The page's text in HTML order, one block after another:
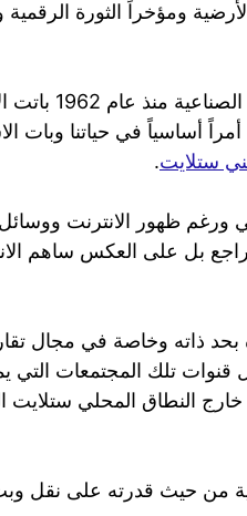
ومؤخراً الثورة الرقمية
في عصرنا الحالي ومنذ ان
أساسياً في حياتنا وبات
ستلايت.
ورغم ظهور الانترنت
يتراجع بل على العكس ساهم
بحد ذاته وخاصة في مجال
تلك المجتمعات التي
من حيث قدرته على نقل